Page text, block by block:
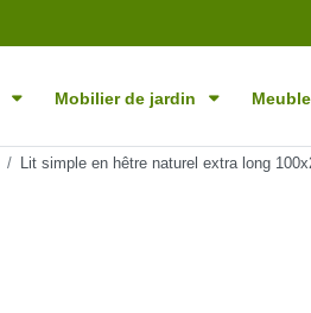
Mobilier de jardin
Lit simple en hêtre naturel extra long